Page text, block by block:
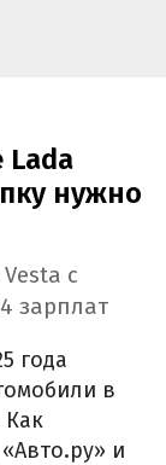
Lada
нужно
с
зарплат
года
в
Как
и